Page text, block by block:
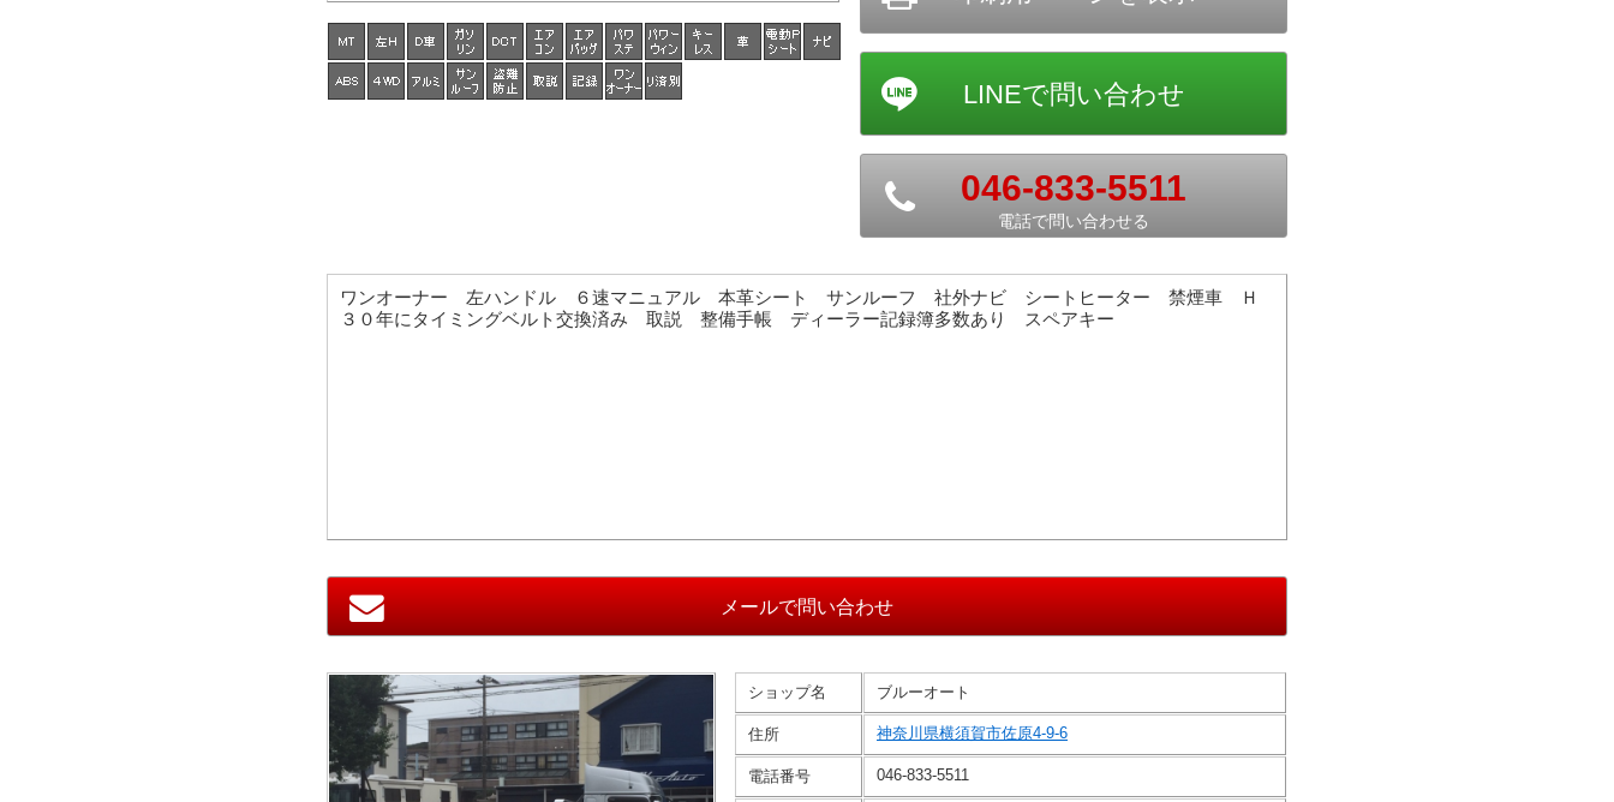
046-833-5511
電話で問い合わせる
ワンオーナー 左ハンドル ６速マニュアル 本革シート サンルーフ 社外ナビ シートヒーター 禁煙車 Ｈ
３０年にタイミングベルト交換済み 取説 整備手帳 ディーラー記録簿多数あり スペアキー
ショップ名 ブルーオート
住所 神奈川県横須賀市佐原4-9-6
電話番号 046-833-5511